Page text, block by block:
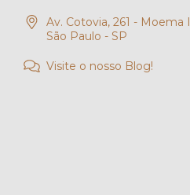
Av. Cotovia, 261 - Moema I
São Paulo - SP
Visite o nosso Blog!